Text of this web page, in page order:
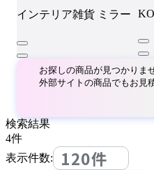
インテリア雑貨 ミラー
お探しの商品が見つかりま
外部サイトの商品でもお見
検索結果
4件
表示件数:
120件